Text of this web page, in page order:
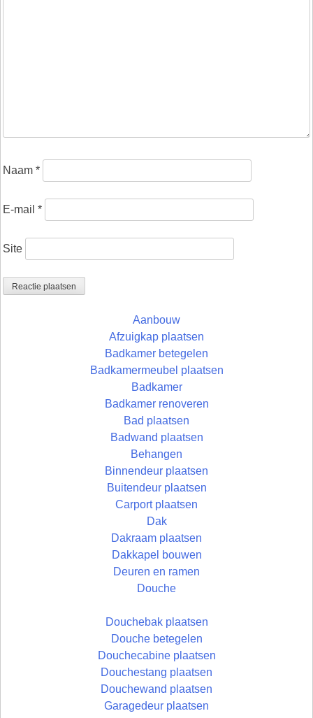
Naam *
E-mail *
Site
Aanbouw
Afzuigkap plaatsen
Badkamer betegelen
Badkamermeubel plaatsen
Badkamer
Badkamer renoveren
Bad plaatsen
Badwand plaatsen
Behangen
Binnendeur plaatsen
Buitendeur plaatsen
Carport plaatsen
Dak
Dakraam plaatsen
Dakkapel bouwen
Deuren en ramen
Douche
Douchebak plaatsen
Douche betegelen
Douchecabine plaatsen
Douchestang plaatsen
Douchewand plaatsen
Garagedeur plaatsen